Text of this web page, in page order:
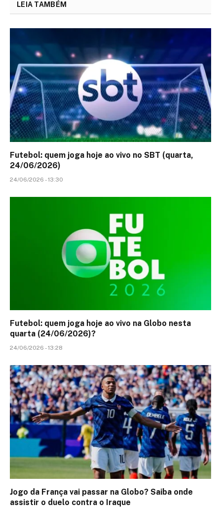
LEIA TAMBÉM
Futebol: quem joga hoje ao vivo no SBT (quarta,
24/06/2026)
24/06/2026 - 13:30
Futebol: quem joga hoje ao vivo na Globo nesta
quarta (24/06/2026)?
24/06/2026 - 13:28
Jogo da França vai passar na Globo? Saiba onde
assistir o duelo contra o Iraque